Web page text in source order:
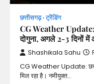
छत्तीसगढ़ ट्रेंडिंग
CG Weather Update:
दोगुना, अगले 2-3 दिनों में
Shashikala Sahu
CG Weather Update:
मिल रहा है। नमीयुक्त…